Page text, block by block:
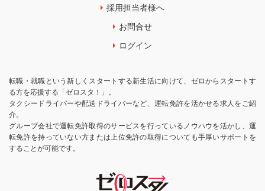
採用担当者様へ
お問合せ
ログイン
転職・就職という新しくスタートする新生活に向けて、ゼロからスタートす
る方を応援する「ゼロスタ！」。
タクシードライバーや配送ドライバーなど、運転免許を活かせる求人をご紹
介。
グループ会社で運転免許取得のサービスを行っているノウハウを活かし、運
転免許を持っていない方または上位免許の取得についても手厚いサポートを
することが可能です。